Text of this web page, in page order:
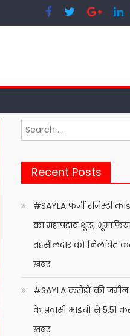
Search
for:
Recent Posts
#SAYLA फर्जी रजिस्ट्री
का महापड़ाव शुरू,
तहसीलदार को निलंबित
खबर
#SAYLA करोड़ों की
के प्रवासी भाइयों से 5.51
खबर